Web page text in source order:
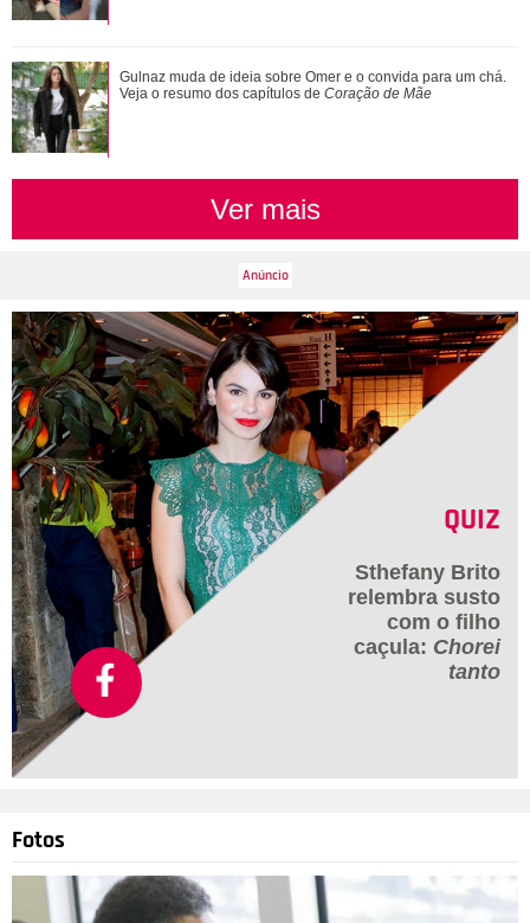
Alexandre Nero, Edson Celulari, Daniel... Veja os famosos
que foram papais mais velhos
Gulnaz muda de ideia sobre Omer e o convida para um chá.
Veja o resumo dos capítulos de Coração de Mãe
Ver mais
QUIZ
Sthefany Brito
relembra susto
com o filho
caçula: Chorei
tanto
Fotos